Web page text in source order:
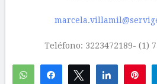
Teléfono: 3223472189- (1)
WhatsAppCompartirTwittear Compartir